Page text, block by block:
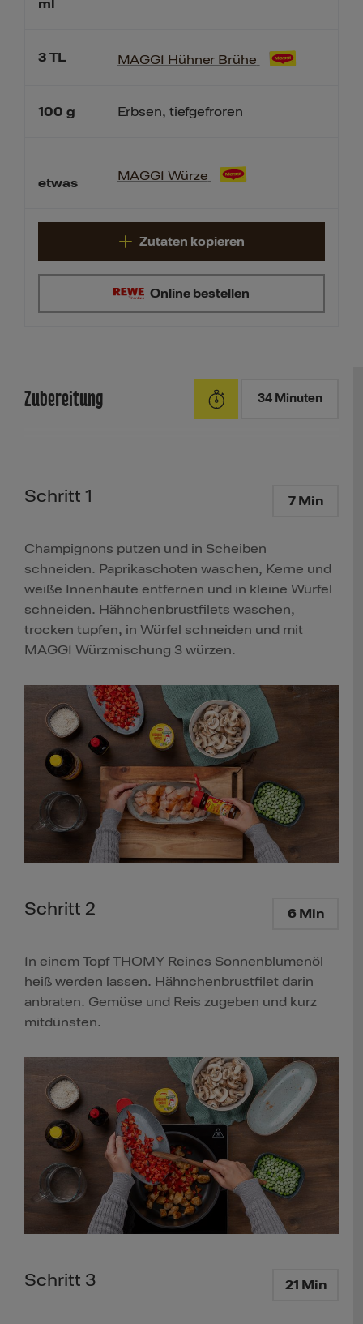
ml
3 TL
100 g
etwas
MAGGI Hühner Brühe
Erbsen, tiefgefroren
MAGGI Würze
Online bestellen
Zutaten kopieren
Zubereitung 34 Minuten
Schritt 1 7 Min
Champignons putzen und in Scheiben
schneiden. Paprikaschoten waschen, Kerne und
weiße Innenhäute entfernen und in kleine Würfel
schneiden. Hähnchenbrustfilets waschen,
trocken tupfen, in Würfel schneiden und mit
MAGGI Würzmischung 3 würzen.
Schritt 2 6 Min
In einem Topf THOMY Reines Sonnenblumenöl
heiß werden lassen. Hähnchenbrustfilet darin
anbraten. Gemüse und Reis zugeben und kurz
mitdünsten.
Schritt 3 21 Min